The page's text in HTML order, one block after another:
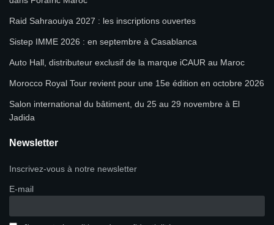
Raid Sahraouiya 2027 : les inscriptions ouvertes
Sistep IMME 2026 : en septembre à Casablanca
Auto Hall, distributeur exclusif de la marque iCAUR au Maroc
Morocco Royal Tour revient pour une 15e édition en octobre 2026
Salon international du bâtiment, du 25 au 29 novembre à El
Jadida
Newsletter
Inscrivez-vous à notre newsletter
E-mail